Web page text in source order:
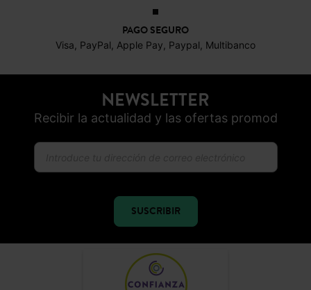
PAGO SEGURO
Visa, PayPal, Apple Pay, Paypal, Multibanco
NEWSLETTER
Recibir la actualidad y las ofertas promod
SUSCRIBIR